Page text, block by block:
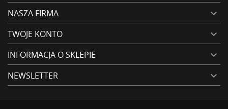
NASZA FIRMA 
TWOJE KONTO 
INFORMACJA O SKLEPIE 
NEWSLETTER 